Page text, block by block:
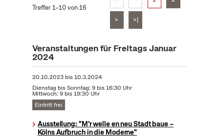
Treffer 1–10 von 16
> >|
Veranstaltungen für Freitags Januar
2024
20.10.2023bis10.3.2024
Dienstag bis Sonntag: 9 bis 16:30 Uhr
Mittwoch: 9 bis 19:30 Uhr
Eintritt frei
Ausstellung: "M'r welle en neu Stadt baue –
Kölns Aufbruch in die Moderne"